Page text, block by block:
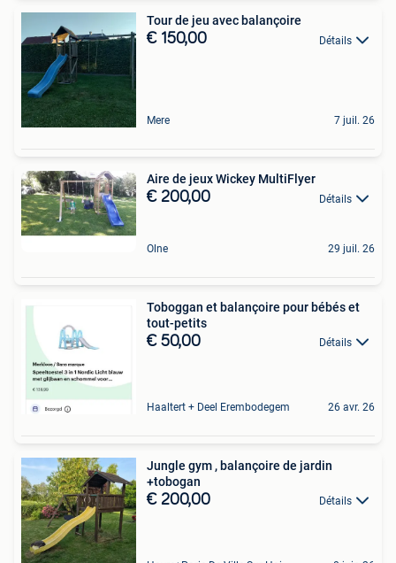
Tour de jeu avec balançoire
€ 150,00 Détails
Mere 7 juil. 26
Aire de jeux Wickey MultiFlyer
€ 200,00 Détails
Olne 29 juil. 26
Toboggan et balançoire pour bébés et
tout-petits
€ 50,00 Détails
Haaltert + Deel Erembodegem 26 avr. 26
Jungle gym , balançoire de jardin
+tobogan
€ 200,00 Détails